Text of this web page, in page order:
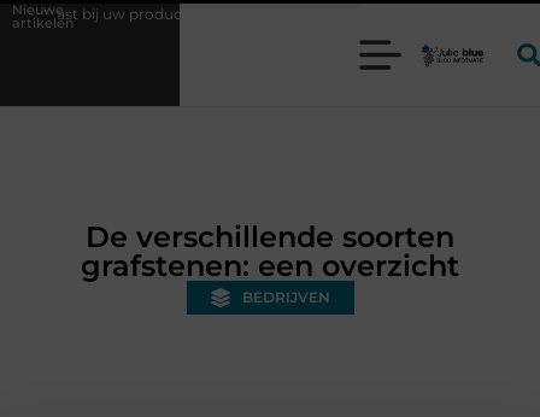
Nieuwe
artikelen Wat is een bonded warehouse in Nederland en
De verschillende soorten
grafstenen: een overzicht
BEDRIJVEN